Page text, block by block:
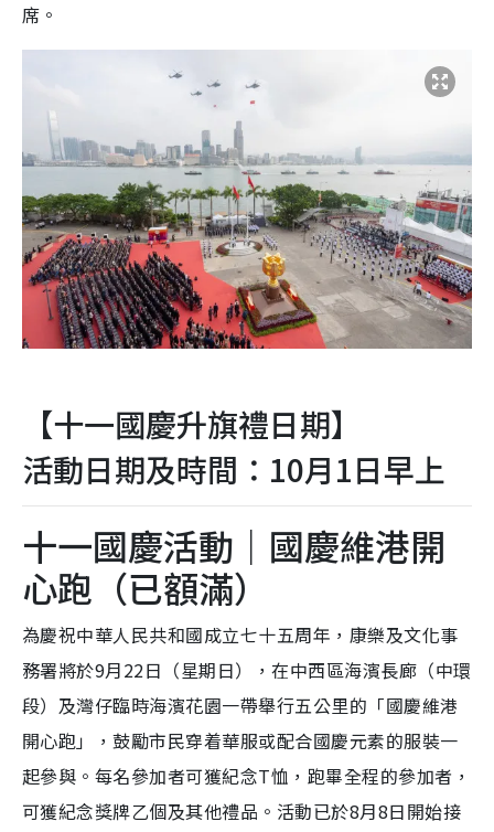
席。
【十一國慶升旗禮日期】
活動日期及時間：10月1日早上
十一國慶活動｜國慶維港開
心跑（已額滿）
為慶祝中華人民共和國成立七十五周年，康樂及文化事
務署將於9月22日（星期日），在中西區海濱長廊（中環
段）及灣仔臨時海濱花園一帶舉行五公里的「國慶維港
開心跑」，鼓勵市民穿着華服或配合國慶元素的服裝一
起參與。每名參加者可獲紀念T恤，跑畢全程的參加者，
可獲紀念獎牌乙個及其他禮品。活動已於8月8日開始接